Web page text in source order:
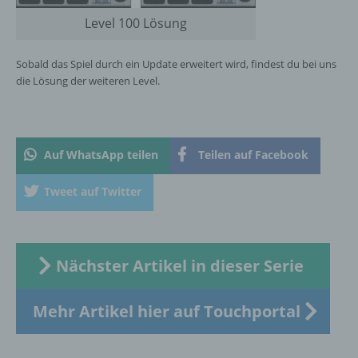
Level 100 Lösung
Sobald das Spiel durch ein Update erweitert wird, findest du bei uns
die Lösung der weiteren Level.
Auf WhatsApp teilen Teilen auf Facebook
Tweet auf Twitter
Nächster Artikel in dieser Serie
Mehr Artikel hier auf Touchportal
Name und Anschrift des für die Verarbeitung
Verantwortlichen
Verantwortlicher im Sinne der Datenschutz-
Grundverordnung, sonstiger in den Mitgliedstaaten
InnoMobile GmbH
Schlehenweg 20
DE
Cookies / SessionStorage / LocalStorage